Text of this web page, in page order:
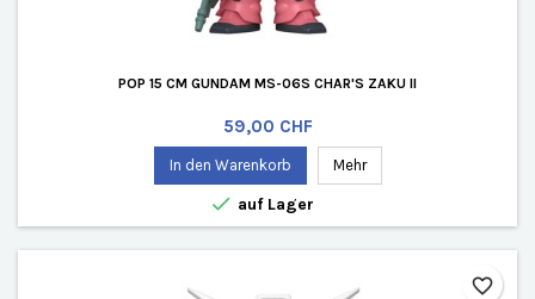
POP 15 CM GUNDAM MS-06S CHAR'S ZAKU II
Preis
59,00 CHF
In den Warenkorb Mehr
 auf Lager
favorite_border